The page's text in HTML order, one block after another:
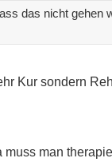
das nicht gehen
Kur sondern
man